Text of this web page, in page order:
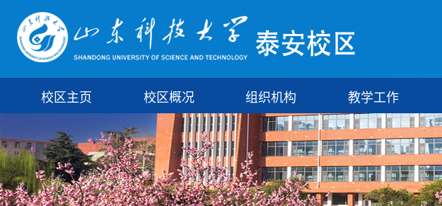
校区主页 校区概况 组织机构 教学工作